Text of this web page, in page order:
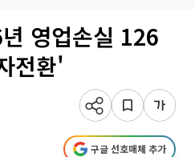
영업손실 126
전환'
구글 선호매체 추가